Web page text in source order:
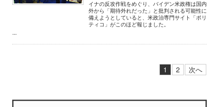
イナの反攻作戦をめぐり、バイデン米政権は国内
外から「期待外れだった」と批判される可能性に
備えようとしていると、米政治専門サイト「ポリ
ティコ」がこのほど報じました。
...
1 2 次へ